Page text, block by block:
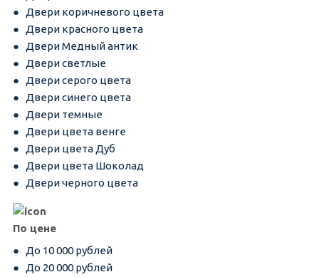
Двери коричневого цвета
Двери красного цвета
Двери Медный антик
Двери светлые
Двери серого цвета
Двери синего цвета
Двери темные
Двери цвета венге
Двери цвета Дуб
Двери цвета Шоколад
Двери черного цвета
По цене
До 10 000 рублей
До 20 000 рублей